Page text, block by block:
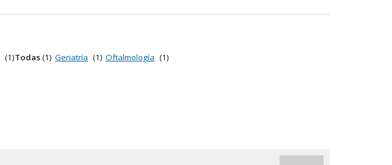
(1)Todas(1) Geriatría (1) Oftalmología (1)